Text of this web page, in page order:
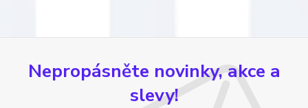
Nepropásněte novinky, akce a
slevy!